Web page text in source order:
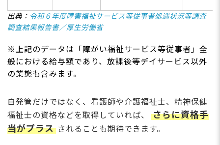
出典： 令和６年度障害福祉サービス等従事者処遇状況等調査
調査結果報告書／厚生労働省
※上記のデータは「障がい福祉サービス等従事者」全
般における給与額であり、放課後等デイサービス以外
の業態も含みます。
自発管だけではなく、看護師や介護福祉士、精神保健
福祉士の資格などを取得していれば、
さらに資格手
当がプラス されることも期待できます。